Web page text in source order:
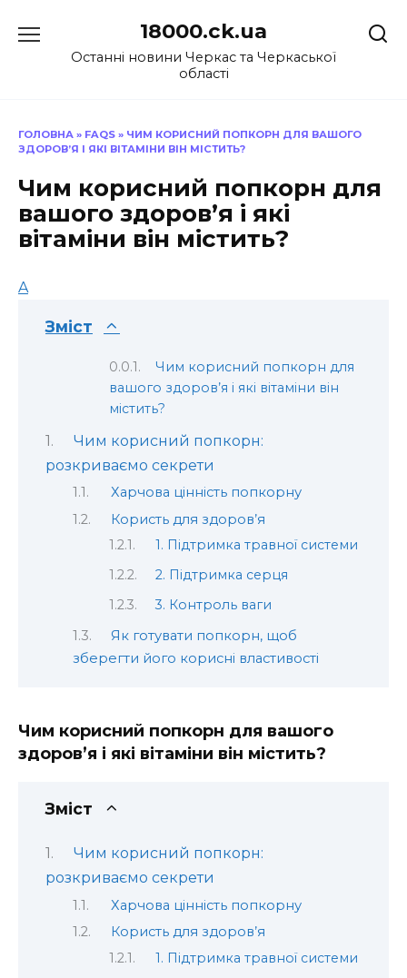
до
18000.ck.ua
Останні новини Черкас та Черкаської
області
ГОЛОВНА » FAQS » ЧИМ КОРИСНИЙ ПОПКОРН ДЛЯ ВАШОГО
ЗДОРОВ’Я І ЯКІ ВІТАМІНИ ВІН МІСТИТЬ?
Чим корисний попкорн для
вашого здоров’я і які
вітаміни він містить?
A
Зміст
Чим корисний попкорн для
вашого здоров’я і які вітаміни він
містить?
Чим корисний попкорн:
розкриваємо секрети
Харчова цінність попкорну
Користь для здоров’я
1. Підтримка травної системи
2. Підтримка серця
3. Контроль ваги
Як готувати попкорн, щоб
зберегти його корисні властивості
Чим корисний попкорн для вашого
здоров’я і які вітаміни він містить?
Зміст
Чим корисний попкорн:
розкриваємо секрети
Харчова цінність попкорну
Користь для здоров’я
1. Підтримка травної системи